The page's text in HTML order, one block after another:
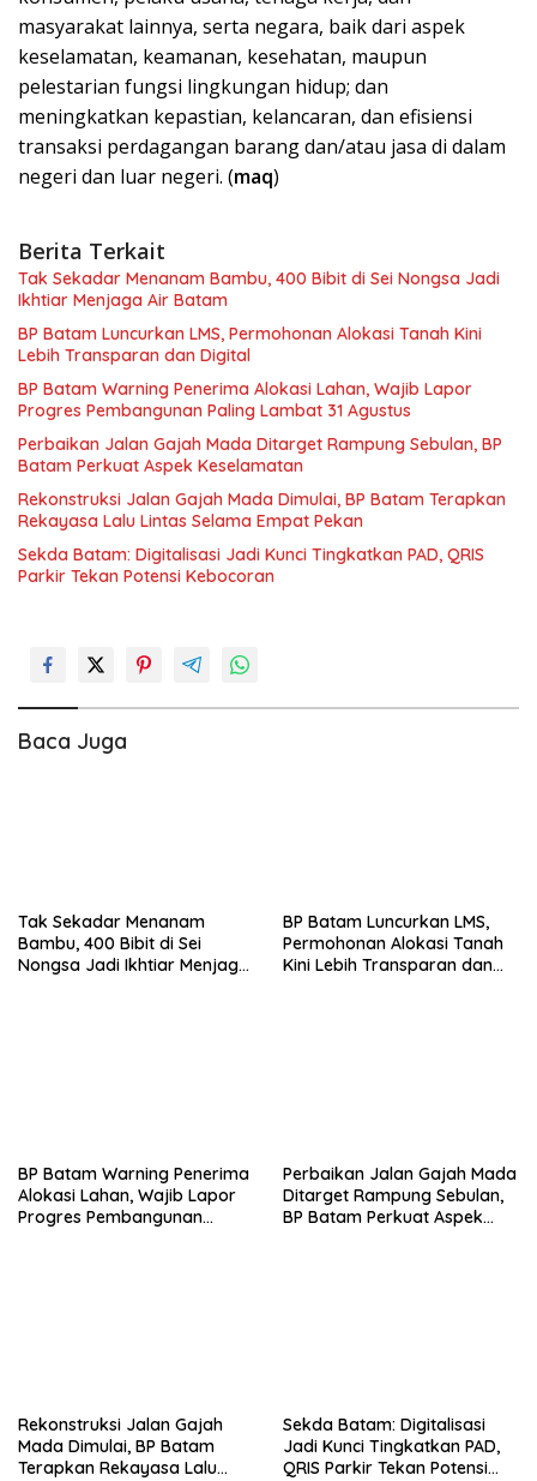
masyarakat lainnya, serta negara, baik dari aspek
keselamatan, keamanan, kesehatan, maupun
pelestarian fungsi lingkungan hidup; dan
meningkatkan kepastian, kelancaran, dan efisiensi
transaksi perdagangan barang dan/atau jasa di dalam
negeri dan luar negeri. (maq)
Berita Terkait
Tak Sekadar Menanam Bambu, 400 Bibit di Sei Nongsa Jadi
Ikhtiar Menjaga Air Batam
BP Batam Luncurkan LMS, Permohonan Alokasi Tanah Kini
Lebih Transparan dan Digital
BP Batam Warning Penerima Alokasi Lahan, Wajib Lapor
Progres Pembangunan Paling Lambat 31 Agustus
Perbaikan Jalan Gajah Mada Ditarget Rampung Sebulan, BP
Batam Perkuat Aspek Keselamatan
Rekonstruksi Jalan Gajah Mada Dimulai, BP Batam Terapkan
Rekayasa Lalu Lintas Selama Empat Pekan
Sekda Batam: Digitalisasi Jadi Kunci Tingkatkan PAD, QRIS
Parkir Tekan Potensi Kebocoran
Baca Juga
Tak Sekadar Menanam
Bambu, 400 Bibit di Sei
Nongsa Jadi Ikhtiar Menjaga
BP Batam Luncurkan LMS,
Permohonan Alokasi Tanah
Kini Lebih Transparan dan
BP Batam Warning Penerima
Alokasi Lahan, Wajib Lapor
Progres Pembangunan
Perbaikan Jalan Gajah Mada
Ditarget Rampung Sebulan,
BP Batam Perkuat Aspek
Rekonstruksi Jalan Gajah
Mada Dimulai, BP Batam
Terapkan Rekayasa Lalu
Sekda Batam: Digitalisasi
Jadi Kunci Tingkatkan PAD,
QRIS Parkir Tekan Potensi